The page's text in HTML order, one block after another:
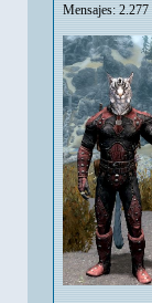
Mensajes: 2.277